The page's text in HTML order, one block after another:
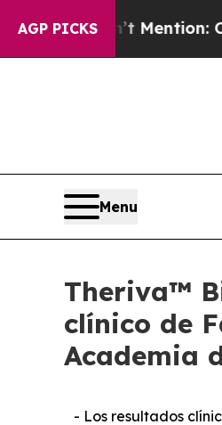
AGP PICKS
Mention: Crime is
Menu
Theriva™
clínico de
Academia
- Los resultados